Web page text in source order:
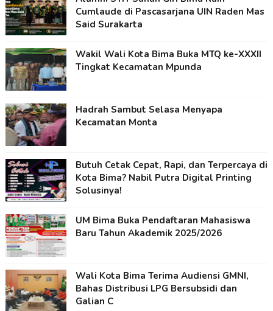
Cumlaude di Pascasarjana UIN Raden Mas
Said Surakarta
Wakil Wali Kota Bima Buka MTQ ke-XXXII
Tingkat Kecamatan Mpunda
Hadrah Sambut Selasa Menyapa
Kecamatan Monta
Butuh Cetak Cepat, Rapi, dan Terpercaya di
Kota Bima? Nabil Putra Digital Printing
Solusinya!
UM Bima Buka Pendaftaran Mahasiswa
Baru Tahun Akademik 2025/2026
Wali Kota Bima Terima Audiensi GMNI,
Bahas Distribusi LPG Bersubsidi dan
Galian C